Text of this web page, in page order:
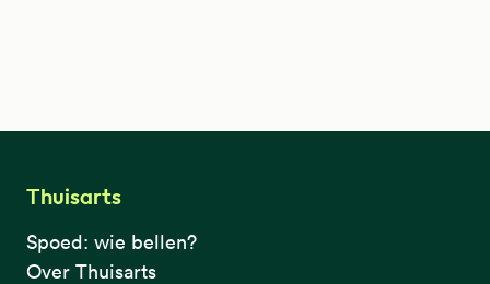
Thuisarts
Spoed: wie bellen?
Over Thuisarts